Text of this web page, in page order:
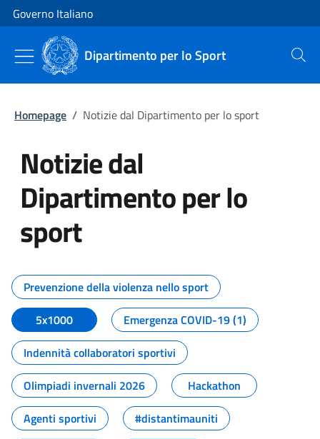
Vai al contenuto
Vai alla navigazione del sito
Governo Italiano
Dipartimento per lo Sport Cerca
Homepage / Notizie dal Dipartimento per lo sport
Notizie dal
Dipartimento per lo
sport
Tutti i contenuti della pagina
Prevenzione della violenza nello sport
5x1000
Emergenza COVID-19 (1)
Indennità collaboratori sportivi
Olimpiadi invernali 2026
Hackathon
Agenti sportivi
#distantimauniti